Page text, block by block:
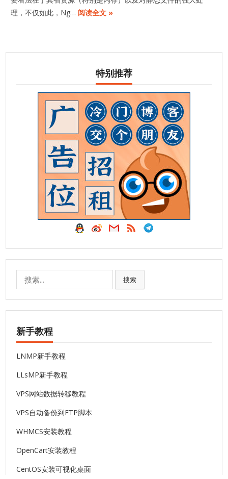
理，不仅如此，Ng… 阅读全文 »
特别推荐
搜索
新手教程
LNMP新手教程
LLsMP新手教程
VPS网站数据转移教程
VPS自动备份到FTP脚本
WHMCS安装教程
OpenCart安装教程
CentOS安装可视化桌面